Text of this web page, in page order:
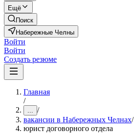
Ещё
Поиск
Набережные Челны
Войти
Войти
Создать резюме
Главная
/
... /
вакансии в Набережных Челнах/
юрист договорного отдела